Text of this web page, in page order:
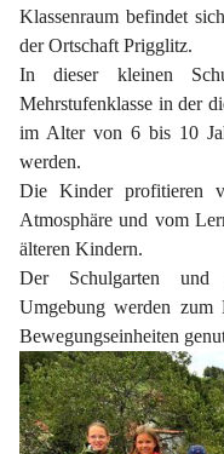
Klassenraum befindet
der Ortschaft Prigglitz.
In dieser kleinen
Mehrstufenklasse in der
im Alter von 6 bis 10
werden.
Die Kinder profitieren
Atmosphäre und vom
älteren Kindern.
Der Schulgarten und
Umgebung werden
Bewegungseinheiten